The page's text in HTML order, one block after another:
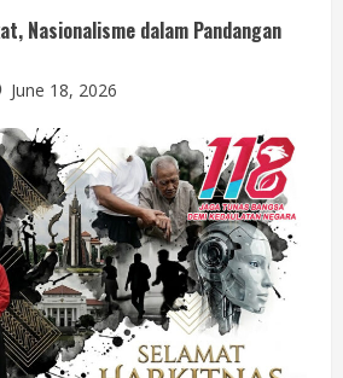
Nasionalisme dalam Pandangan
June 18, 2026